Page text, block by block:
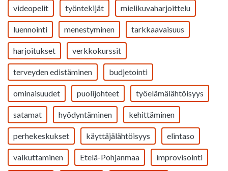
videopelit työntekijät mielikuvaharjoittelu
luennointi menestyminen tarkkaavaisuus
harjoitukset verkkokurssit
terveyden edistäminen budjetointi
ominaisuudet puolijohteet työelämälähtöisyys
satamat hyödyntäminen kehittäminen
perhekeskukset käyttäjälähtöisyys elintaso
vaikuttaminen Etelä-Pohjanmaa improvisointi